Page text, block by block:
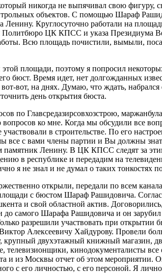
никогда не выпячивал свою фигуру,
объектов. С помощью Шараф
Круглосуточно работали на
ЦК КПСС и указа Президиума
Всю площадь почистили, вымыли,
площади, поэтому я попросил
бюст. Время идет, нет долгожданных
вот, на днях. Думаю, что ждать,
день открытия бюста.
по Главсредазирсовхозстрою,
ко мне. Когда мы обсудили все
в строительстве. По его
все с вами члены партии и Вы должны
Ленину. В ЦК КПСС следят за
в республике и передадим на
я не знал и не думал о таких тонкостях
открыли, передали по всем
с бюстом Шараф Рашидовича.
и свой областной актив.
самого Шарафа Рашидовича и он
разрешили участвовать при
Алексеевичу Хайдурову. Провели
двухэтажный книжный магазин,
кинодокументалисты
и из Москвы отчет об этом мероприятии.
с его личностью, с его персоной. Я